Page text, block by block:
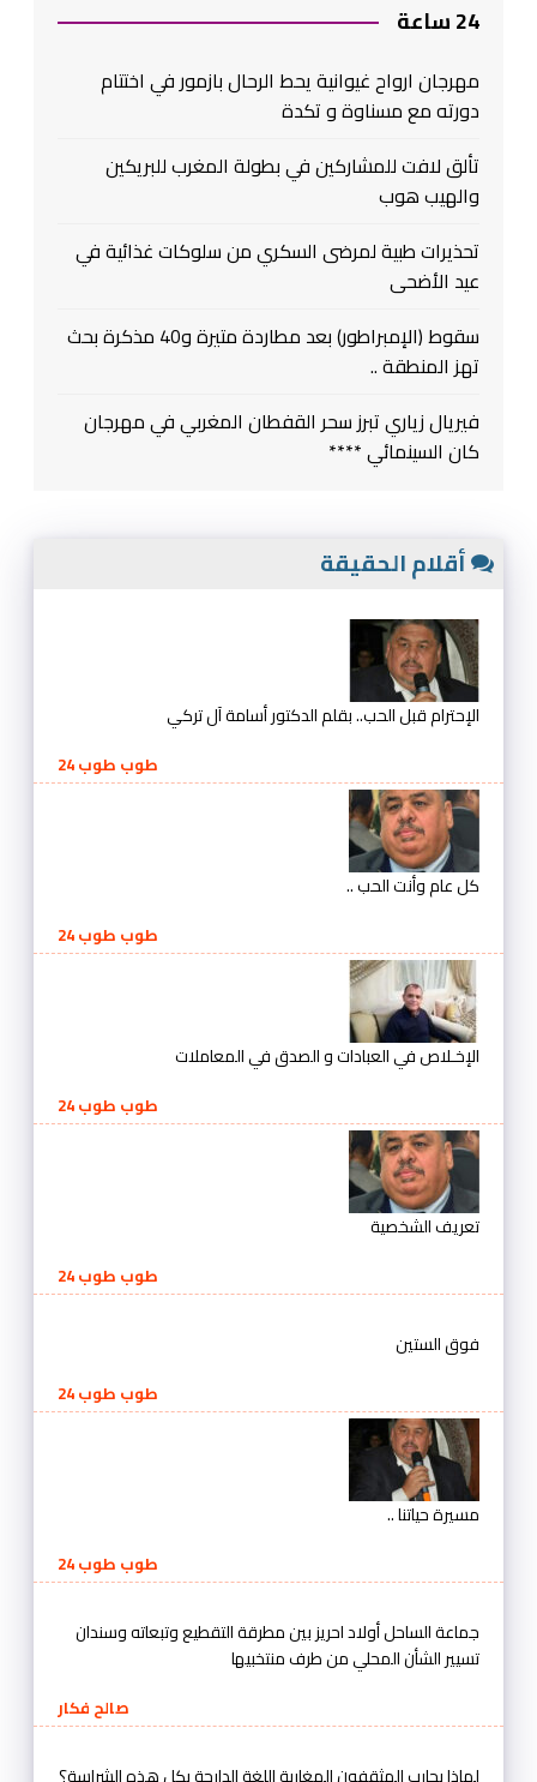
24 ساعة
مهرجان ارواح غيوانية يحط الرحال بازمور في اختتام
دورته مع مسناوة و تكدة
تألق لافت للمشاركين في بطولة المغرب للبريكين
والهيب هوب
تحذيرات طبية لمرضى السكري من سلوكات غذائية في
عيد الأضحى
سقوط (الإمبراطور) بعد مطاردة متيرة و40 مذكرة بحث
تهز المنطقة ..
فيريال زياري تبرز سحر القفطان المغربي في مهرجان
كان السينمائي ****
أقلام الحقيقة
الإحترام قبل الحب.. بقلم الدكتور أسامة آل تركي
طوب طوب 24
كل عام وأنت الحب ..
طوب طوب 24
الإخـلاص في العبادات و الصدق في المعاملات
طوب طوب 24
تعريف الشخصية
طوب طوب 24
فوق الستين
طوب طوب 24
مسيرة حياتنا ..
طوب طوب 24
جماعة الساحل أولاد احريز بين مطرقة التقطيع وتبعاته وسندان
تسيير الشأن المحلي من طرف منتخبيها
صالح فكار